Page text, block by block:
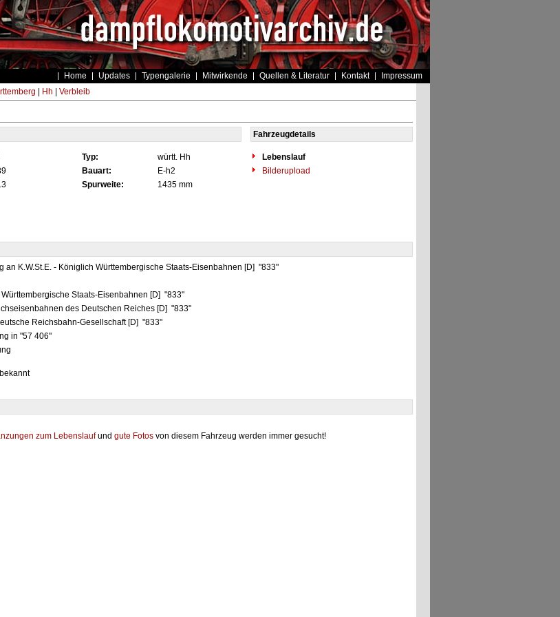
Home Updates Typengalerie Mitwirkende Quellen & Literatur Kontakt Impressum
Hh Verbleib
Fahrzeugdetails
Typ: württ. Hh
Lebenslauf
Bauart: E-h2
Bilderupload
Spurweite: 1435 mm
an K.W.St.E. - Königlich Württembergische Staats-Eisenbahnen [D] "833"
Württembergische Staats-Eisenbahnen [D] "833"
des Deutschen Reiches [D] "833"
Reichsbahn-Gesellschaft [D] "833"
in "57 406"
zum Lebenslaufund gute Fotos von diesem Fahrzeug werden immer gesucht!